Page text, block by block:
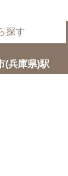
探す
(兵庫県)駅